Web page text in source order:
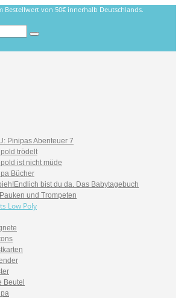
Bestellwert von 50€ innerhalb Deutschlands.
Pinipas Abenteuer 7
trödelt
ist nicht müde
Bücher
bist du da. Das Babytagebuch
und Trompeten
Low Poly
Beutel